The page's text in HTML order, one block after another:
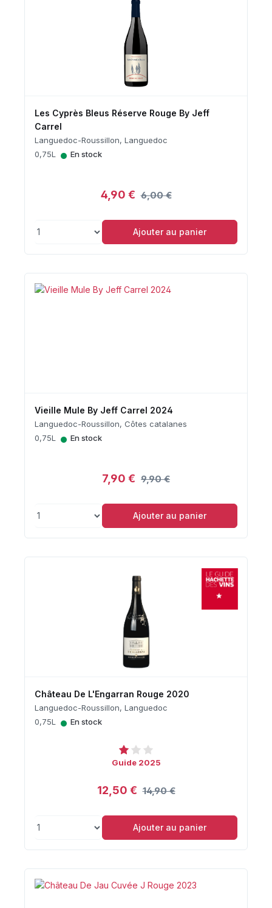
Les Cyprès Bleus Réserve Rouge By Jeff
Carrel
Languedoc-Roussillon, Languedoc
0,75L
• En stock
4,90 € 6,00 €
Ajouter au panier
Vieille Mule By Jeff Carrel 2024
Languedoc-Roussillon, Côtes catalanes
0,75L
• En stock
7,90 € 9,90 €
Ajouter au panier
Château De L'Engarran Rouge 2020
Languedoc-Roussillon, Languedoc
0,75L
• En stock
Guide 2025
12,50 € 14,90 €
Ajouter au panier